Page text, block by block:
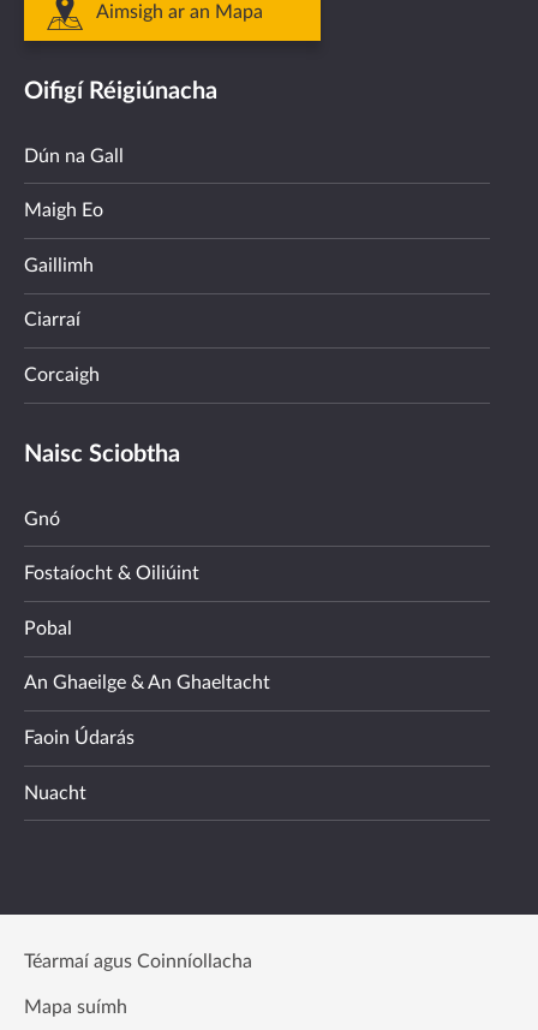
Aimsigh ar an Mapa
Oifigí Réigiúnacha
Dún na Gall
Maigh Eo
Gaillimh
Ciarraí
Corcaigh
Naisc Sciobtha
Gnó
Fostaíocht & Oiliúint
Pobal
An Ghaeilge & An Ghaeltacht
Faoin Údarás
Nuacht
Téarmaí agus Coinníollacha
Mapa suímh